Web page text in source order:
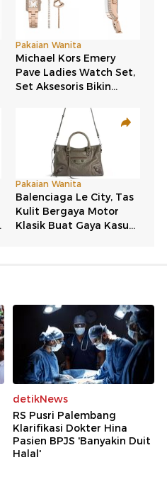
detikNews
RS Pusri Palembang
Klarifikasi Dokter Hina
Pasien BPJS 'Banyakin Duit
Halal'